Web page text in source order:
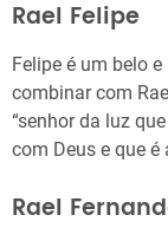
Rael Felipe
Felipe é um belo
combinar com
“senhor da luz
com Deus e que
Rael